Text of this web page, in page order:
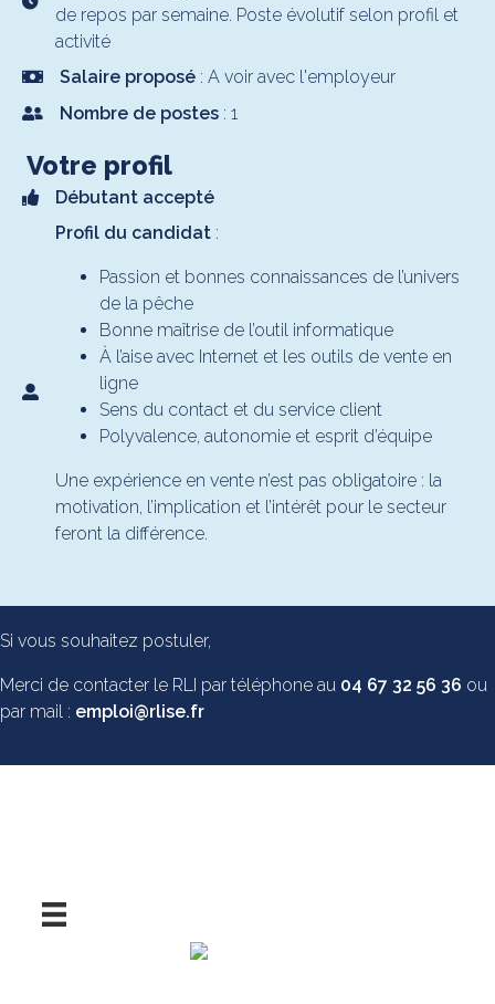
de repos par semaine. Poste évolutif selon profil et
activité
Salaire proposé : A voir avec l'employeur
Nombre de postes : 1
Votre profil
Débutant accepté
Profil du candidat :
Passion et bonnes connaissances de l’univers
de la pêche
Bonne maîtrise de l’outil informatique
À l’aise avec Internet et les outils de vente en
ligne
Sens du contact et du service client
Polyvalence, autonomie et esprit d’équipe
Une expérience en vente n’est pas obligatoire : la
motivation, l’implication et l’intérêt pour le secteur
feront la différence.
Si vous souhaitez postuler,
Merci de contacter le RLI par téléphone au 04 67 32 56 36 ou
par mail : emploi@rlise.fr